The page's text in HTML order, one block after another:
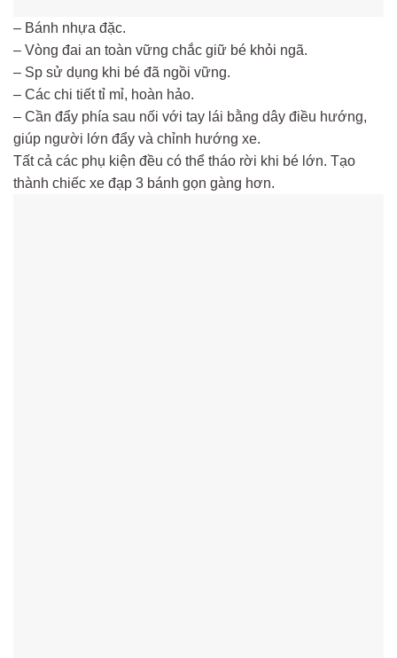
– Bánh nhựa đặc.
– Vòng đai an toàn vững chắc giữ bé khỏi ngã.
– Sp sử dụng khi bé đã ngồi vững.
– Các chi tiết tỉ mỉ, hoàn hảo.
– Cần đẩy phía sau nối với tay lái bằng dây điều hướng,
giúp người lớn đẩy và chỉnh hướng xe.
Tất cả các phụ kiện đều có thể tháo rời khi bé lớn. Tạo
thành chiếc xe đạp 3 bánh gọn gàng hơn.